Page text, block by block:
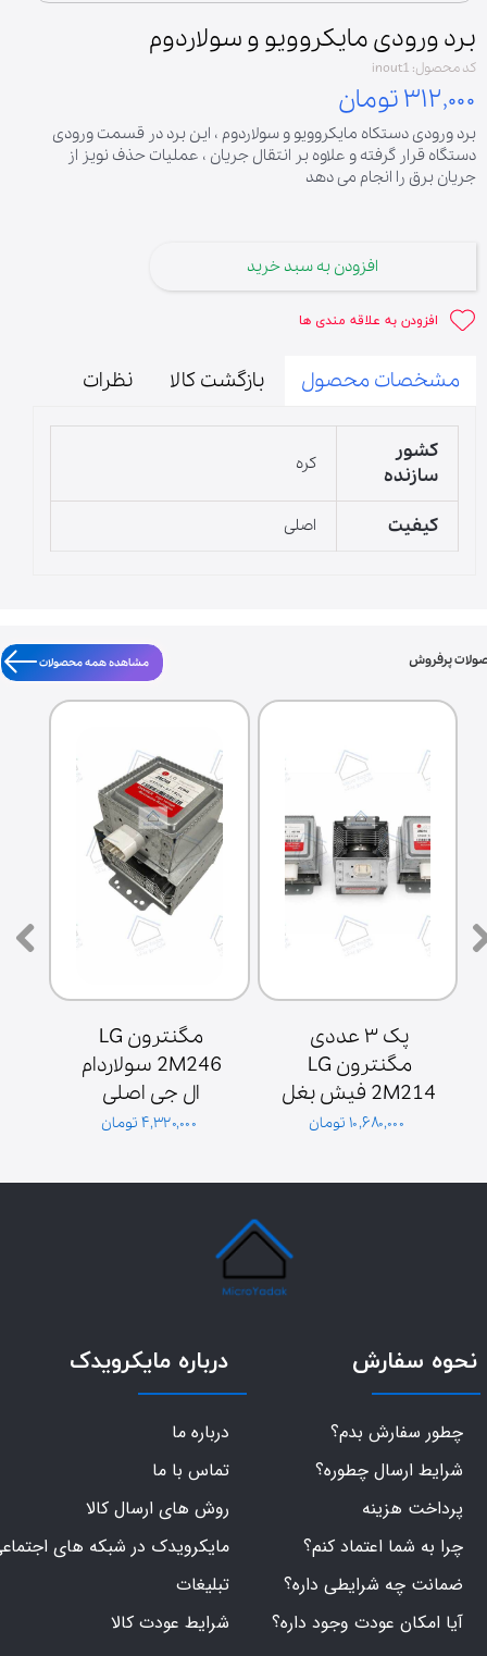
برد ورودی مایکروویو و سولاردوم
کد محصول: inout1
۳۱۲,۰۰۰ تومان
برد ورودی دستکاه مایکروویو و سولاردوم ، این برد در قسمت ورودی
دستگاه قرار گرفته و علاوه بر انتقال جریان ، عملیات حذف نویز از
جریان برق را انجام می دهد
افزودن به سبد خرید
افزودن به علاقه مندی ها
مشخصات محصول بازگشت کالا نظرات
کشور
سازنده
کره
کیفیت اصلی
۴,۳۲۰,۰۰۰ تومان ۱۰,۶۸۰,۰۰۰ تومان
مشاهده همه محصولات پرفروش
نحوه سفارش
چطور سفارش بدم؟
شرایط ارسال چطوره؟
پرداخت هزینه
چرا به شما اعتماد کنم؟
ضمانت چه شرایطی داره؟
آیا امکان عودت وجود داره؟
درباره مایکرویدک
درباره ما
تماس با ما
روش های ارسال کالا
مایکرویدک در شبکه های
تبلیغات
شرایط عودت کالا